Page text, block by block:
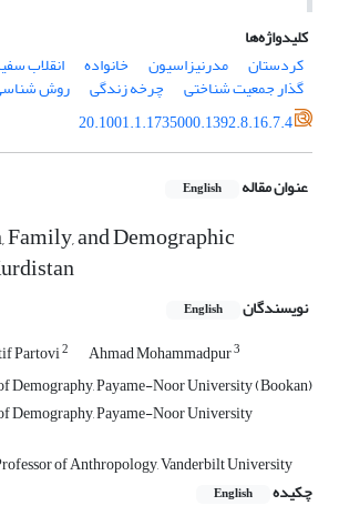
کلیدواژه‌ها
کردستان
‏مدرنیزاسیون خانواده انقلاب
گذار جمعیت شناختی‏ چرخه زندگی
روش
20.1001.1.1735000.1392.8.16.7.4
عنوان مقاله English
and Demographic
نویسندگان English
Partovi2 Ahmad Mohammadpur3
Demography, Payame-Noor University (Bookan)
Demography, Payame-Noor University
of Anthropology, Vanderbilt University
چکیده
English